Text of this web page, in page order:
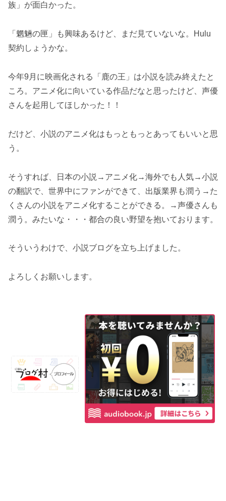
族」が面白かった。
「魍魎の匣」も興味あるけど、まだ見ていないな。Hulu
契約しょうかな。
今年9月に映画化される「鹿の王」は小説を読み終えたと
ころ。アニメ化に向いている作品だなと思ったけど、声優
さんを起用してほしかった！！
だけど、小説のアニメ化はもっともっとあってもいいと思
う。
そうすれば、日本の小説→アニメ化→海外でも人気→小説
の翻訳で、世界中にファンができて、出版業界も潤う→た
くさんの小説をアニメ化することができる。→声優さんも
潤う。みたいな・・・都合の良い野望を抱いております。
そういうわけで、小説ブログを立ち上げました。
よろしくお願いします。